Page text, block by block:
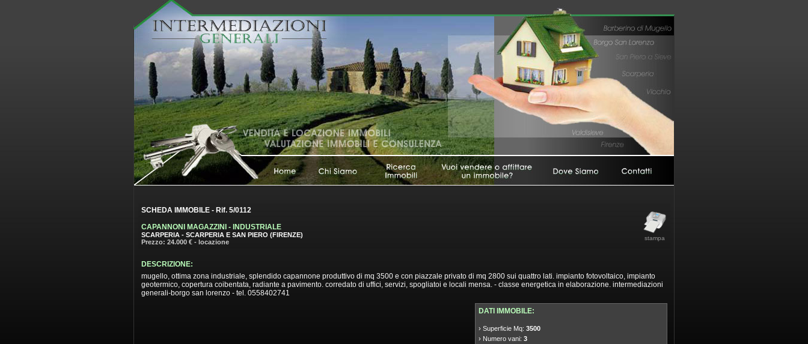
SCHEDA IMMOBILE - Rif. 5/0112
CAPANNONI MAGAZZINI - INDUSTRIALE
SCARPERIA - SCARPERIA E SAN PIERO (FIRENZE)
Prezzo: 24.000 € - locazione
stampa
DESCRIZIONE:
mugello, ottima zona industriale, splendido capannone produttivo di mq 3500 e con piazzale privato di mq 2800 sui quattro lati. impianto fotovoltaico, impianto
geotermico, copertura coibentata, radiante a pavimento. corredato di uffici, servizi, spogliatoi e locali mensa. - classe energetica in elaborazione. intermediazioni
generali-borgo san lorenzo - tel. 0558402741
DATI IMMOBILE:
› Superficie Mq: 3500
› Numero vani: 3